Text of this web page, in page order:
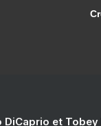
DiCaprio et